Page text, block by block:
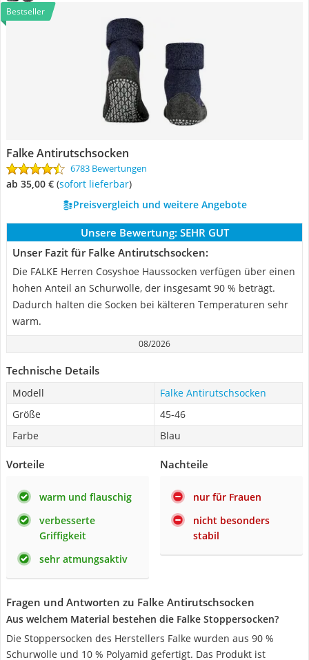
Bestseller
Falke Antirutschsocken
6783 Bewertungen
ab 35,00 € ( Sofort lieferbar)
Preisvergleich und weitere Angebote
Unsere Bewertung: SEHR GUT
Unser Fazit für Falke Antirutschsocken:
Die FALKE Herren Cosyshoe Haussocken verfügen über einen
hohen Anteil an Schurwolle, der insgesamt 90 % beträgt.
Dadurch halten die Socken bei kälteren Temperaturen sehr
warm.
08/2026
Technische Details
Modell
Falke Antirutschsocken
Größe
45-46
Farbe
Blau
Vorteile
warm und flauschig
verbesserte
Griffigkeit
sehr atmungsaktiv
Nachteile
nur für Frauen
nicht besonders
stabil
Fragen und Antworten zu Falke Antirutschsocken
Aus welchem Material bestehen die Falke Stoppersocken?
Die Stoppersocken des Herstellers Falke wurden aus 90 %
Schurwolle und 10 % Polyamid gefertigt. Das Produkt ist